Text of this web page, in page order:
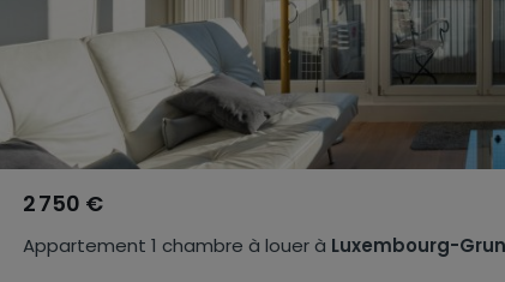
Appartement 1 chambre à louerà Luxembourg-
2 750 €